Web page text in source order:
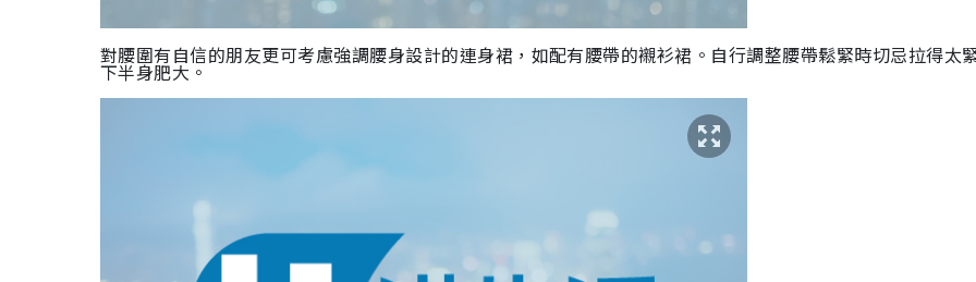
對腰圍有自信的朋友更可考慮強調腰身設計的連身裙，如配有腰帶的襯衫裙。自行調整腰帶鬆緊時切忌拉得太
下半身肥大。